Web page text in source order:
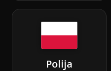
Polija